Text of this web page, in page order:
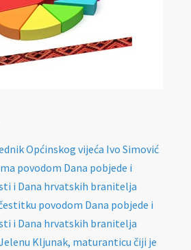
Općinskog vijeća Ivo Simović
povodom Dana pobjede i
i Dana hrvatskih branitelja
povodom Dana pobjede i
i Dana hrvatskih branitelja
Kljunak, maturanticu čiji je